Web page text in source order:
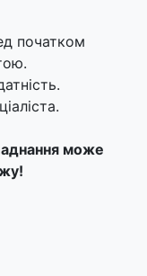
початком
може